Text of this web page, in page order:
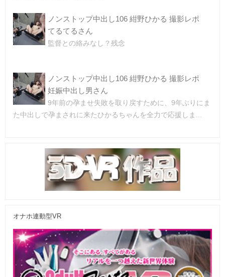
ノンストップ中出し106 紺野ひかる 撮影レポ
てるてるさん
監督との絡みなし？残念
ノンストップ中出し106 紺野ひかる 撮影レポ
妊娠中出し男さん
9年前の孕ませ失敗を取り戻すために、9年ぶりにま
た中出しで孕まされに来たひかるちゃんを全力で応援しま...
オナホ連動型VR